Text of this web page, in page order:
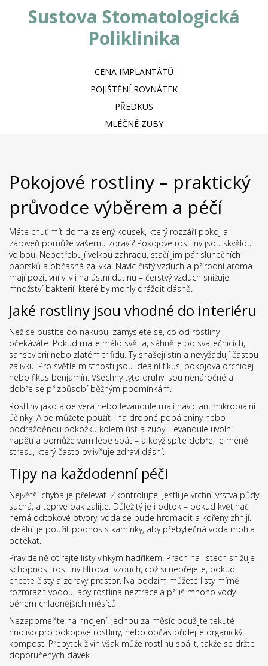
Sustova Stomatologická
Poliklinika
CENA IMPLANTÁTŮ
POJIŠTĚNÍ ROVNÁTEK
PŘEDKUS
MLÉČNÉ ZUBY
Pokojové rostliny – praktický
průvodce výběrem a péčí
Máte chuť mít doma zelený kousek, který rozzáří pokoj a
zároveň pomůže vašemu zdraví? Pokojové rostliny jsou skvělou
volbou. Nepotřebují velkou zahradu, stačí jim pár slunečních
paprsků a občasná zálivka. Navíc čistý vzduch a přírodní aroma
mají pozitivní vliv i na ústní dutinu – čerstvý vzduch snižuje
množství bakterií, které by mohly dráždit dásně.
Jaké rostliny jsou vhodné do interiéru
Než se pustíte do nákupu, zamyslete se, co od rostliny
očekáváte. Pokud máte málo světla, sáhněte po svatečnicích,
sansevierií nebo zlatém trifidu. Ty snášejí stín a nevyžadují častou
zálivku. Pro světlé místnosti jsou ideální fíkus, pokojová orchidej
nebo fikus benjamín. Všechny tyto druhy jsou nenáročné a
dobře se přizpůsobí běžným podmínkám.
Rostliny jako aloe vera nebo levandule mají navíc antimikrobiální
účinky. Aloe můžete použít i na drobné popáleniny nebo
podrážděnou pokožku kolem úst a zuby. Levandule uvolní
napětí a pomůže vám lépe spát – a když spíte dobře, je méně
stresu, který často ovlivňuje zdraví dásní.
Tipy na každodenní péči
Největší chyba je přelévat. Zkontrolujte, jestli je vrchní vrstva půdy
suchá, a teprve pak zalijte. Důležitý je i odtok – pokud květináč
nemá odtokové otvory, voda se bude hromadit a kořeny zhnijí.
Ideální je použít podnos s kamínky, aby přebytečná voda mohla
odtékat.
Pravidelně otírejte listy vlhkým hadříkem. Prach na listech snižuje
schopnost rostliny filtrovat vzduch, což si nepřejete, pokud
chcete čistý a zdravý prostor. Na podzim můžete listy mírně
rozmrazit vodou, aby rostlina neztrácela příliš mnoho vody
během chladnějších měsíců.
Nezapomeňte na hnojení. Jednou za měsíc použijte tekuté
hnojivo pro pokojové rostliny, nebo občas přidejte organický
kompost. Přebytek živin však může rostlinu spálit, takže se držte
doporučených dávek.